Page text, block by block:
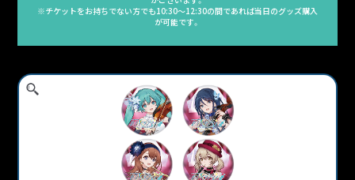
※チケットをお持ちでない方でも10:30〜12:30の間であれば当日のグッズ購入
が可能です。